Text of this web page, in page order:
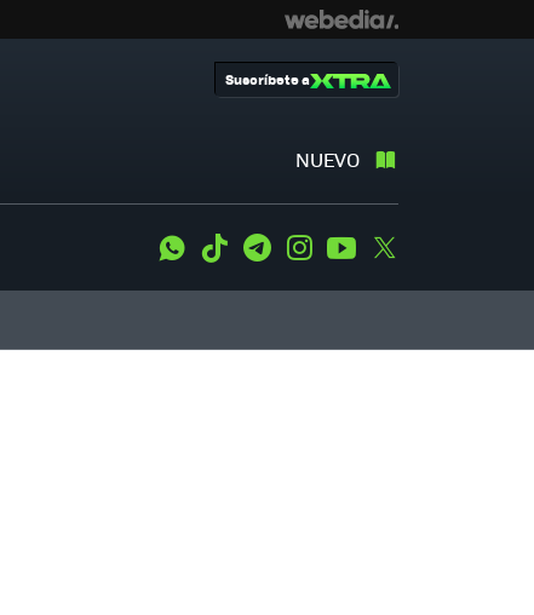
NUEVO
Suscríbete a
WhatsApp
Tiktok TelegramInstagramYoutube